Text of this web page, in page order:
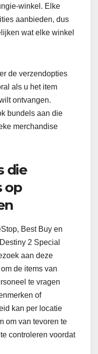
winkel. Elke
aanbieden, dus
wat elke winkel
de verzendopties
als u het item
ontvangen.
bundels aan die
merchandise
die
op
Best Buy en
2 Special
aan deze
de items van
te vragen
of
kan per locatie
om van tevoren te
controleren voordat